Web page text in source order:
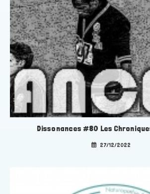
Dissonances #80 Les
27/12/2022